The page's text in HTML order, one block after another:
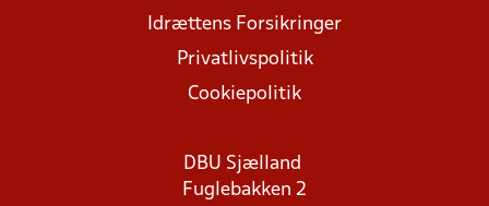
Idrættens Forsikringer
Privatlivspolitik
Cookiepolitik
DBU Sjælland
Fuglebakken 2